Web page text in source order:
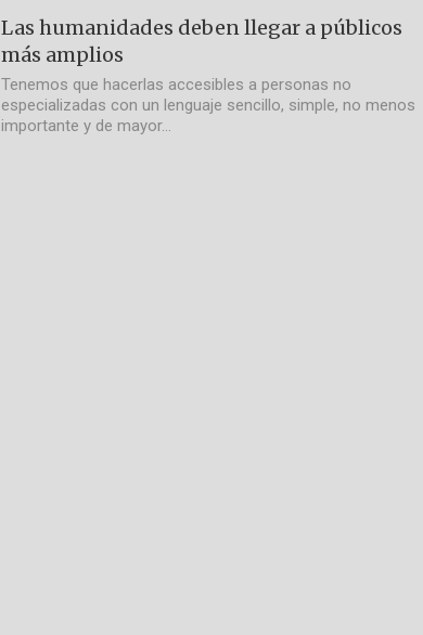
Las humanidades deben llegar a públicos
más amplios
Tenemos que hacerlas accesibles a personas no
especializadas con un lenguaje sencillo, simple, no menos
importante y de mayor…